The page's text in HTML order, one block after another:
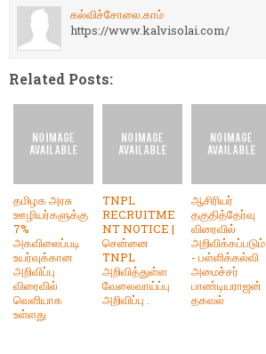
கல்விச்சோலை.காம்
https://www.kalvisolai.com/
Related Posts:
தமிழக அரசு
ஊழியர்களுக்கு
7%
அகவிலைப்படி
உயர்வுக்கான
அறிவிப்பு
விரைவில்
வெளியாக
உள்ளது
TNPL
RECRUITME
NT NOTICE |
சென்னை
TNPL
அறிவித்துள்ள
வேலைவாய்ப்பு
அறிவிப்பு .
ஆசிரியர்
தகுதித்தேர்வு
விரைவில்
அறிவிக்கப்படும்
- பள்ளிக்கல்வி
அமைச்சர்
பாண்டியராஜன்
தகவல்